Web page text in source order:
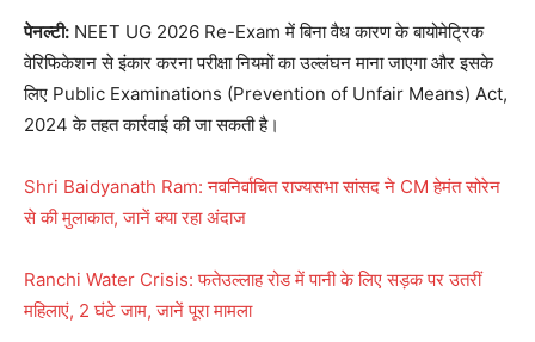
पेनल्टी: NEET UG 2026 Re-Exam में बिना वैध कारण के बायोमेट्रिक
वेरिफिकेशन से इंकार करना परीक्षा नियमों का उल्लंघन माना जाएगा और इसके
लिए Public Examinations (Prevention of Unfair Means) Act,
2024 के तहत कार्रवाई की जा सकती है।
Shri Baidyanath Ram: नवनिर्वाचित राज्यसभा सांसद ने CM हेमंत सोरेन
से की मुलाकात, जानें क्या रहा अंदाज
Ranchi Water Crisis: फतेउल्लाह रोड में पानी के लिए सड़क पर उतरीं
महिलाएं, 2 घंटे जाम, जानें पूरा मामला